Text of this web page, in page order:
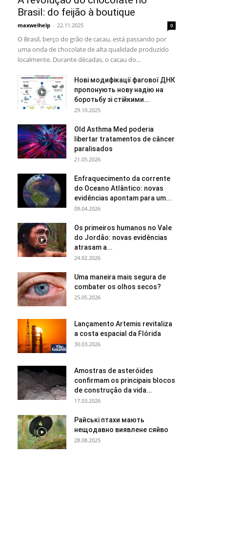
Brasil: do feijão à boutique
maxwelhelp - 22.11.2025 0
O Brasil, berço do grão de cacau, está passando por
uma onda de chocolate de alta qualidade produzido
localmente. Durante décadas, o cacau do...
Нові модифікації фагової ДНК
пропонують нову надію на
боротьбу зі стійкими...
29.10.2025
Old Asthma Med poderia
libertar tratamentos de câncer
paralisados
21.05.2026
Enfraquecimento da corrente
do Oceano Atlântico: novas
evidências apontam para um...
09.04.2026
Os primeiros humanos no Vale
do Jordão: novas evidências
atrasam a...
24.02.2026
Uma maneira mais segura de
combater os olhos secos?
25.05.2026
Lançamento Artemis revitaliza
a costa espacial da Flórida
30.03.2026
Amostras de asteróides
confirmam os principais blocos
de construção da vida...
17.03.2026
Райські птахи мають
нещодавно виявлене сяйво
28.08.2025